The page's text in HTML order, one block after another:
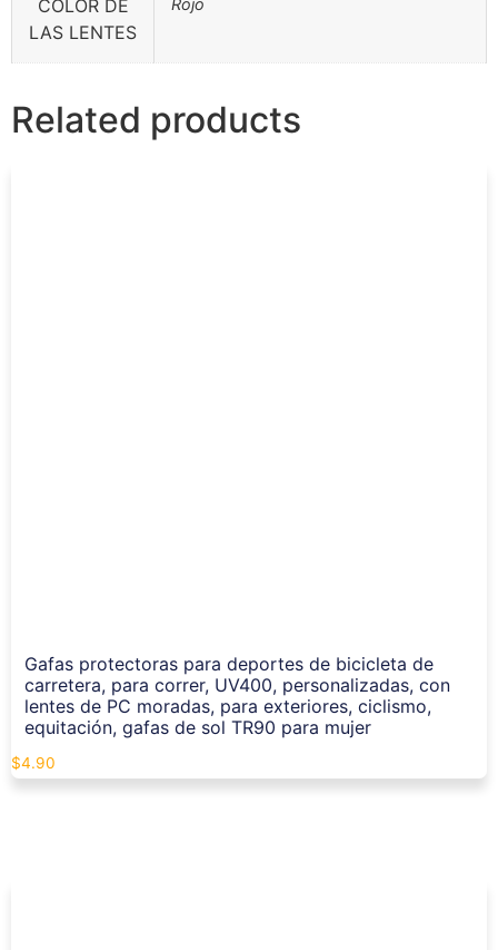
COLOR DE
LAS LENTES
Rojo
Related products
Gafas protectoras para deportes de bicicleta de
carretera, para correr, UV400, personalizadas, con
lentes de PC moradas, para exteriores, ciclismo,
equitación, gafas de sol TR90 para mujer
$4.90